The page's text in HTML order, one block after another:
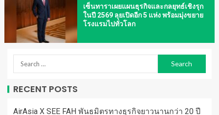
เซ็นทาราเผยแผนธุรกิจและกลยุทธ์เชิงรุก
ในปี 2569 ลุยเปิดอีก 5 แห่ง พร้อมมุ่งขยาย
โรงแรมไปทั่วโลก
RECENT POSTS
AirAsia X SEE FAH พันธมิตรทางธุรกิจยาวนานกว่า 20 ปี